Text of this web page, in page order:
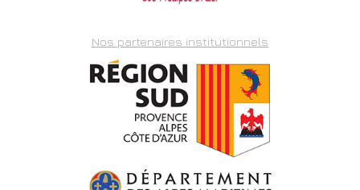
Nos partenaires institutionnels